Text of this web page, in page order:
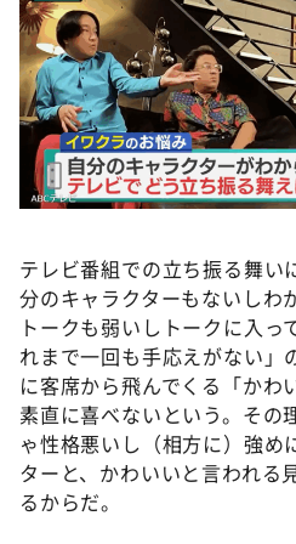
テレビ番組での立ち振る舞い
分のキャラクターもないしわ
トークも弱いしトークに入っ
れまで一回も手応えがない」
に客席から飛んでくる「かわ
素直に喜べないという。その
ゃ性格悪いし（相方に）強め
ターと、かわいいと言われる
るからだ。